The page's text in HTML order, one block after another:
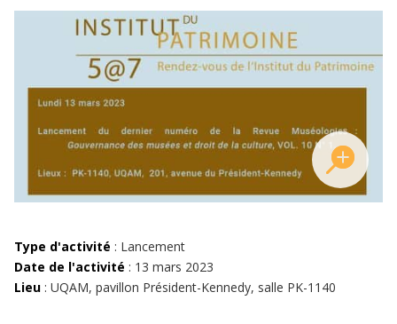
Type d'activité : Lancement
Date de l'activité : 13 mars 2023
Lieu: UQAM, pavillon Président-Kennedy, salle PK-1140